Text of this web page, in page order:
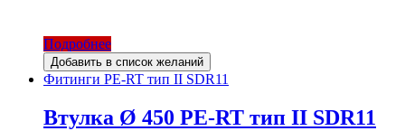
Подробнее
Добавить в список желаний
Фитинги PE-RT тип II SDR11
Втулка Ø 450 PE-RT тип II SDR11